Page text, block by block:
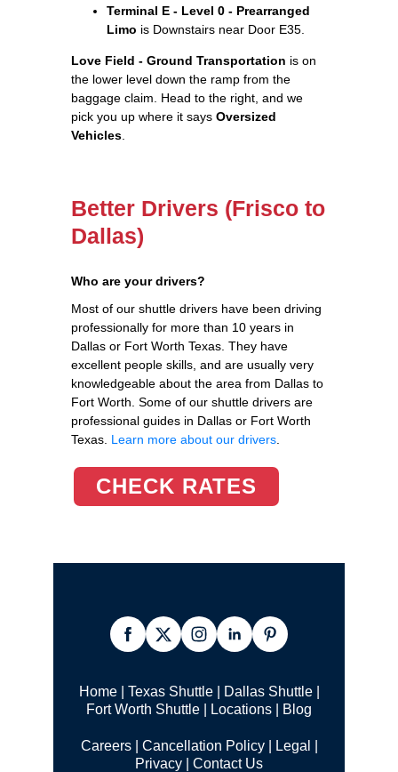
Terminal E - Level 0 - Prearranged
Limo is Downstairs near Door E35.
Love Field - Ground Transportation is on
the lower level down the ramp from the
baggage claim. Head to the right, and we
pick you up where it says Oversized
Vehicles
Better Drivers (Frisco to
Dallas)
Who are your drivers?
Most of our shuttle drivers have been driving
professionally for more than 10 years in
Dallas or Fort Worth Texas. They have
excellent people skills, and are usually very
knowledgeable about the area from Dallas to
Fort Worth. Some of our shuttle drivers are
professional guides in Dallas or Fort Worth
Texas. Learn more about our drivers
CHECK RATES
Home| Texas Shuttle| Dallas Shuttle|
Fort Worth Shuttle
Locations Blog
Careers| Cancellation Policy|
Legal |
Privacy
Contact Us